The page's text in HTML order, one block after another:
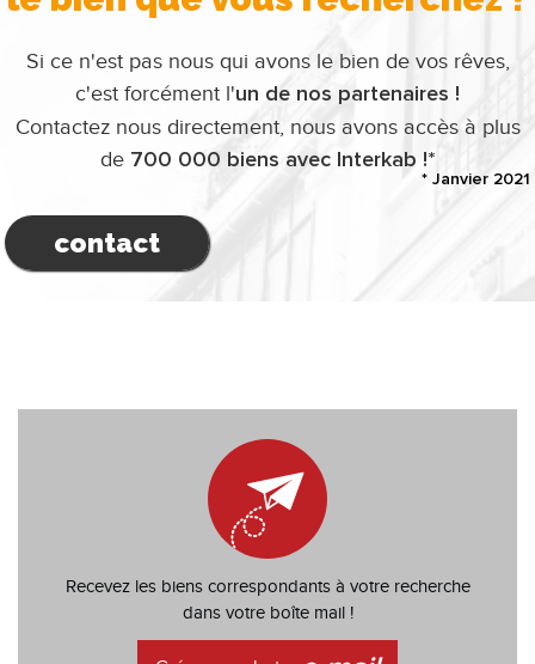
Si ce n'est pas nous qui avons le bien de vos rêves,
c'est forcément l'un de nos partenaires !
Contactez nous directement, nous avons accès à plus
de 700 000 biens avec Interkab !*
contact
* Janvier 2021
Recevez les biens correspondants à votre recherche
dans votre boîte mail !